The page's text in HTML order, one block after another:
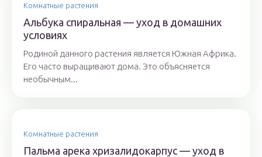
Комнатные растения
Альбука спиральная — уход в домашних
условиях
Родиной данного растения является Южная Африка.
Его часто выращивают дома. Это объясняется
необычным...
Комнатные растения
Пальма арека хризалидокарпус — уход в